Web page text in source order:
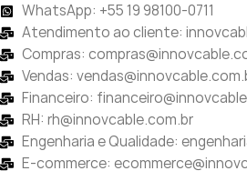
WhatsApp: +55 19 98100-0711
Atendimento ao cliente:
Compras:
Vendas:
Financeiro:
RH: rh@innovcable.com.br
Engenharia e Qualidade:
E-commerce: